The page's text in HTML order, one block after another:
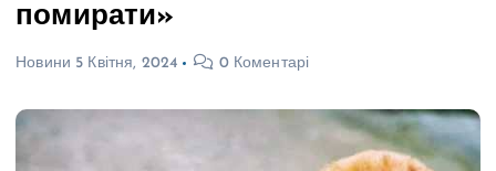
помирати»
Новини 5 Квітня, 2024 0 Коментарі